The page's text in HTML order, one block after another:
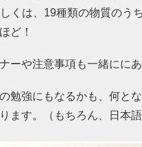
くは、19種類の物質のう
ど！
ーや注意事項も一緒ににあ
勉強にもなるかも、何と
ます。（もちろん、日本